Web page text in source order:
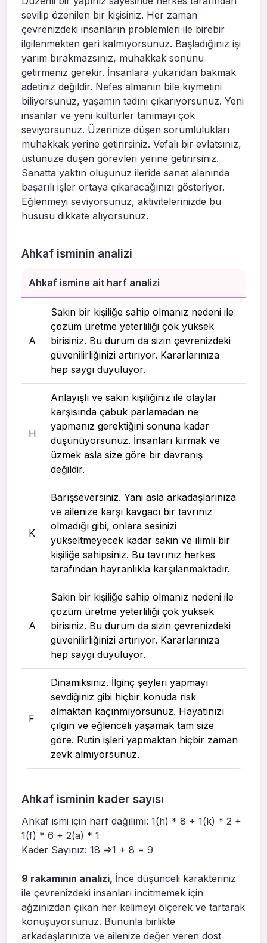
sevilip özenilen bir kişisiniz. Her zaman
çevrenizdeki insanların problemleri ile birebir
ilgilenmekten geri kalmıyorsunuz. Başladığınız işi
yarım bırakmazsınız, muhakkak sonunu
getirmeniz gerekir. İnsanlara yukarıdan bakmak
adetiniz değildir. Nefes almanın bile kıymetini
biliyorsunuz, yaşamın tadını çıkarıyorsunuz. Yeni
insanlar ve yeni kültürler tanımayı çok
seviyorsunuz. Üzerinize düşen sorumlulukları
muhakkak yerine getirirsiniz. Vefalı bir evlatsınız,
üstünüze düşen görevleri yerine getirirsiniz.
Sanatta yaktın oluşunuz ileride sanat alanında
başarılı işler ortaya çıkaracağınızı gösteriyor.
Eğlenmeyi seviyorsunuz, aktivitelerinizde bu
hususu dikkate alıyorsunuz.
Ahkaf isminin analizi
Ahkaf ismine ait harf analizi
A
Sakin bir kişiliğe sahip olmanız nedeni ile
çözüm üretme yeterliliği çok yüksek
birisiniz. Bu durum da sizin çevrenizdeki
güvenilirliğinizi artırıyor. Kararlarınıza
hep saygı duyuluyor.
H
Anlayışlı ve sakin kişiliğiniz ile olaylar
karşısında çabuk parlamadan ne
yapmanız gerektiğini sonuna kadar
düşünüyorsunuz. İnsanları kırmak ve
üzmek asla size göre bir davranış
değildir.
K
Barışseversiniz. Yani asla arkadaşlarınıza
ve ailenize karşı kavgacı bir tavrınız
olmadığı gibi, onlara sesinizi
yükseltmeyecek kadar sakin ve ılımlı bir
kişiliğe sahipsiniz. Bu tavrınız herkes
tarafından hayranlıkla karşılanmaktadır.
A
Sakin bir kişiliğe sahip olmanız nedeni ile
çözüm üretme yeterliliği çok yüksek
birisiniz. Bu durum da sizin çevrenizdeki
güvenilirliğinizi artırıyor. Kararlarınıza
hep saygı duyuluyor.
F
Dinamiksiniz. İlginç şeyleri yapmayı
sevdiğiniz gibi hiçbir konuda risk
almaktan kaçınmıyorsunuz. Hayatınızı
çılgın ve eğlenceli yaşamak tam size
göre. Rutin işleri yapmaktan hiçbir zaman
zevk almıyorsunuz.
Ahkaf isminin kader sayısı
Ahkaf ismi için harf dağılımı: 1(h) * 8 + 1(k) * 2 +
1(f) * 6 + 2(a) * 1
Kader Sayınız: 18 =>1 + 8 = 9
9 rakamının analizi, İnce düşünceli karakteriniz
ile çevrenizdeki insanları incitmemek için
ağzınızdan çıkan her kelimeyi ölçerek ve tartarak
konuşuyorsunuz. Bununla birlikte
arkadaşlarınıza ve ailenize değer veren dost